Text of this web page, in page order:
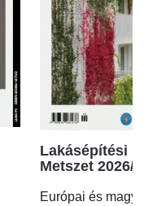
Lakásépítési
Metszet 2026/2.
Európai és magyar